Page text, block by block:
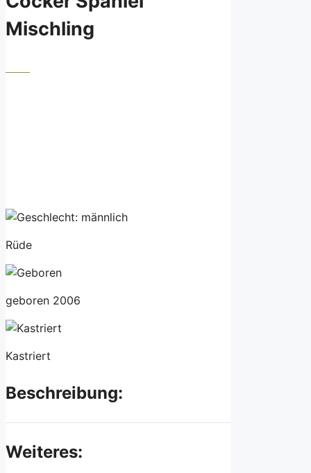
Mischling
Rüde
geboren 2006
Kastriert
Beschreibung:
Weiteres: